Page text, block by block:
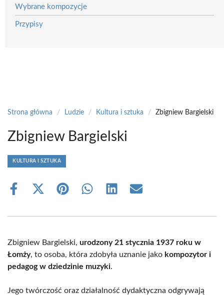
Wybrane kompozycje
Przypisy
Strona główna / Ludzie / Kultura i sztuka / Zbigniew Bargielski
Zbigniew Bargielski
KULTURA I SZTUKA
Share
Share
(Twitter)
Share Share Share Share
Zbigniew Bargielski, urodzony 21 stycznia 1937 roku w
Łomży, to osoba, która zdobyła uznanie jako kompozytor i
pedagog w dziedzinie muzyki.
Jego twórczość oraz działalność dydaktyczna odgrywają